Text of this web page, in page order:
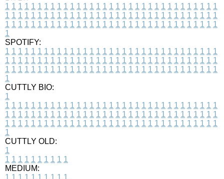
1 1 1 1 1 1 1 1 1 1 1 1 1 1 1 1 1 1 1 1 1 1 1 1 1 1 1 1 1 1 1 1 1
1 1 1 1 1 1 1 1 1 1 1 1 1 1 1 1 1 1 1 1 1 1 1 1 1 1 1 1 1 1 1 1 1
1 1 1 1 1 1 1 1 1 1 1 1 1 1 1 1 1 1 1 1 1 1 1 1 1 1 1 1 1 1 1 1 1
1
SPOTIFY:
1 1 1 1 1 1 1 1 1 1 1 1 1 1 1 1 1 1 1 1 1 1 1 1 1 1 1 1 1 1 1 1 1
1 1 1 1 1 1 1 1 1 1 1 1 1 1 1 1 1 1 1 1 1 1 1 1 1 1 1 1 1 1 1 1 1
1 1 1 1 1 1 1 1 1 1 1 1 1 1 1 1 1 1 1 1 1 1 1 1 1 1 1 1 1 1 1 1 1
1
CUTTLY BIO:
1
1 1 1 1 1 1 1 1 1 1 1 1 1 1 1 1 1 1 1 1 1 1 1 1 1 1 1 1 1 1 1 1 1
1 1 1 1 1 1 1 1 1 1 1 1 1 1 1 1 1 1 1 1 1 1 1 1 1 1 1 1 1 1 1 1 1
1 1 1 1 1 1 1 1 1 1 1 1 1 1 1 1 1 1 1 1 1 1 1 1 1 1 1 1 1 1 1 1 1
1
CUTTLY OLD:
1
1 1 1 1 1 1 1 1 1 1
MEDIUM:
1 1 1 1 1 1 1 1 1 1